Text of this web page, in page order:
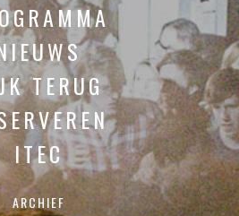
TERUG
ITEC
ARCHIEF